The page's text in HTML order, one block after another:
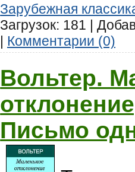
Зарубежная
Загрузок: 181 |
| Комментарии (0)
Вольтер.
Письмо